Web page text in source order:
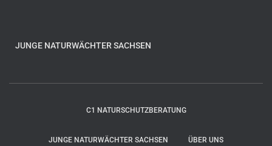
c
JUNGE NATURWÄCHTER SACHSEN
C1 NATURSCHUTZBERATUNG
JUNGE NATURWÄCHTER SACHSEN ÜBER UNS